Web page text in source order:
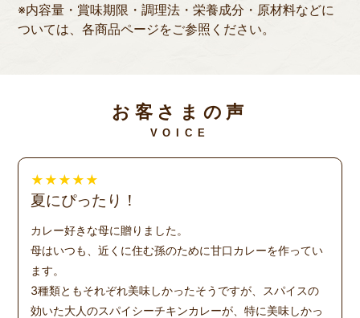
※内容量・賞味期限・調理法・栄養成分・原材料などに
ついては、各商品ページをご参照ください。
お客さまの声
VOICE
★ ★ ★ ★ ★
夏にぴったり！
カレー好きな母に贈りました。
母はいつも、近くに住む孫のために甘口カレーを作ってい
ます。
3種類ともそれぞれ美味しかったそうですが、スパイスの
効いた大人のスパイシーチキンカレーが、特に美味しかっ